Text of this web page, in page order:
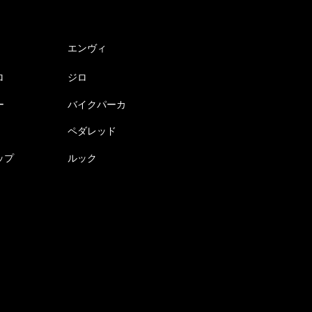
エンヴィ
ジロ
バイクパーカ
ペダレッド
プ ルック